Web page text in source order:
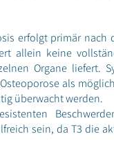
erfolgt primär nach
allein keine
Organe liefert.
als
überwacht werden.
sein, da T3 die